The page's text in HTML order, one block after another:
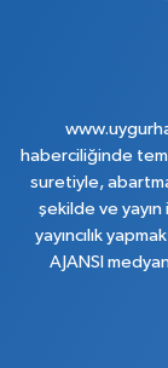
haberciliğinde
suretiyle,
şekilde ve
yayıncılık
AJANSI